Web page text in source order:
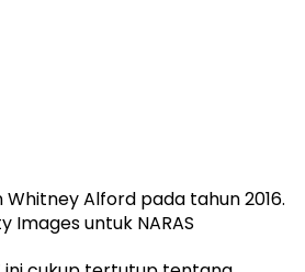
Alford pada tahun 2016.
Images untuk NARAS